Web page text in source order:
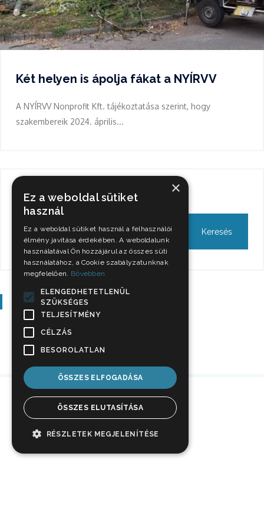
Két helyen is ápolja fákat a NYÍRVV
A NYÍRVV Nonprofit Kft. tájékoztatása szerint, hogy
szakembereik 2024. április...
Keresés
Szavazás
×
Ez a weboldal sütiket
használ
Ez a weboldal sütiket használ a felhasználói
élmény javítása érdekében. A weboldalunk
használatával Ön hozzájárul az összes süti
használatához, a Cookie szabályzatunknak
megfelelően. Bővebben
ELENGEDHETETLENÜL
SZÜKSÉGES
TELJESÍTMÉNY
CÉLZÁS
BESOROLATLAN
ÖSSZES ELFOGADÁSA
ÖSSZES ELUTASÍTÁSA
RÉSZLETEK MEGJELENÍTÉSE